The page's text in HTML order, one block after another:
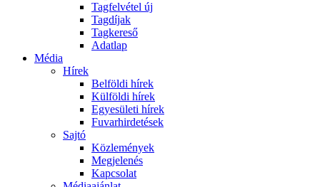
Tagfelvétel új
Tagdíjak
Tagkereső
Adatlap
Média
Hírek
Belföldi hírek
Külföldi hírek
Egyesületi hírek
Fuvarhirdetések
Sajtó
Közlemények
Megjelenés
Kapcsolat